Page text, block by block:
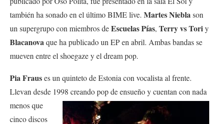
también ha sonado en el último BIME live. Martes Nieblason
un supergrupo con miembros deEscuelas Pías, Terry vs Toriy
Blacanovaque ha publicado un EP en abril. Ambas bandas se
mueven entre el shoegaze y el dream pop.
Pia Frauses un quinteto de Estonia con vocalista al frente.
Llevan desde 1998 creando pop de ensueñoy cuentan con nada
menos que
cinco discos